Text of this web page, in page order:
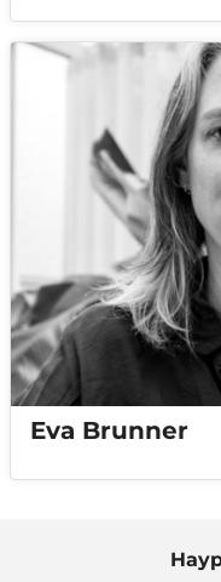
Eva Brunner